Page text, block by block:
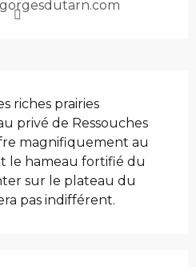
riches prairies
privé de Ressouches
magnifiquement au
le hameau fortifié du
sur le plateau du
pas indifférent.